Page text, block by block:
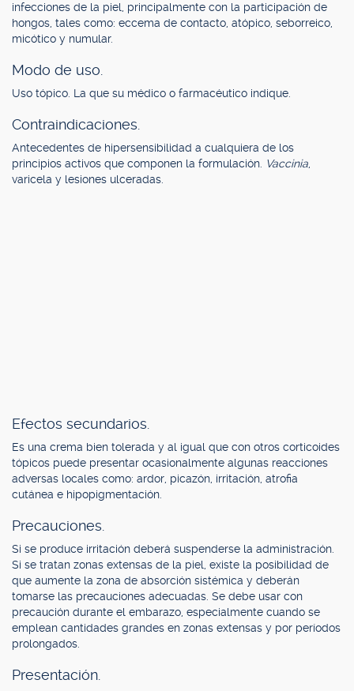
infecciones de la piel, principalmente con la participación de
hongos, tales como: eccema de contacto, atópico, seborreico,
micótico y numular.
Modo de uso.
Uso tópico. La que su médico o farmacéutico indique.
Contraindicaciones.
Antecedentes de hipersensibilidad a cualquiera de los
principios activos que componen la formulación. Vaccinia
varicela y lesiones ulceradas.
Efectos secundarios.
Es una crema bien tolerada y al igual que con otros corticoides
tópicos puede presentar ocasionalmente algunas reacciones
adversas locales como: ardor, picazón, irritación, atrofia
cutánea e hipopigmentación.
Precauciones.
Si se produce irritación deberá suspenderse la administración.
Si se tratan zonas extensas de la piel, existe la posibilidad de
que aumente la zona de absorción sistémica y deberán
tomarse las precauciones adecuadas. Se debe usar con
precaución durante el embarazo, especialmente cuando se
emplean cantidades grandes en zonas extensas y por períodos
prolongados.
Presentación.